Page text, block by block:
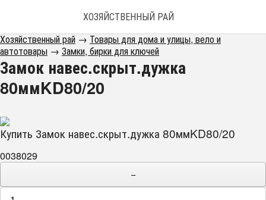
ХОЗЯЙСТВЕННЫЙ РАЙ
Хозяйственный рай → Товары для дома и улицы, вело и
автотовары → Замки, бирки для ключей
Замок навес.скрыт.дужка
80ммKD80/20
Купить Замок навес.скрыт.дужка 80ммKD80/20
0038029
−